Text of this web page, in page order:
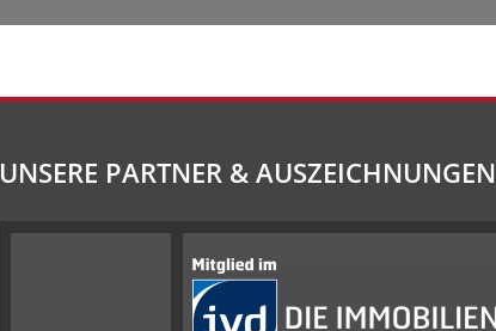
UNSERE PARTNER & AUSZEICHNUNGEN